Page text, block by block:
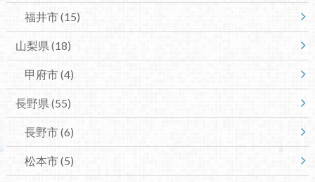
福井市(15)
山梨県 (18)
甲府市(4)
長野県 (55)
長野市(6)
松本市(5)